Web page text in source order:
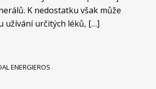
K nedostatku však může
užívání určitých léků, […]
ENERGIEROS